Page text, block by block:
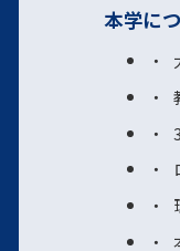
本学に